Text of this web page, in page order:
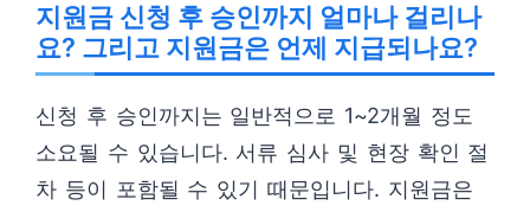
지원금 신청 후 승인까지 얼마나 걸리나
요? 그리고 지원금은 언제 지급되나요?
신청 후 승인까지는 일반적으로 1~2개월 정도
소요될 수 있습니다. 서류 심사 및 현장 확인 절
차 등이 포함될 수 있기 때문입니다. 지원금은